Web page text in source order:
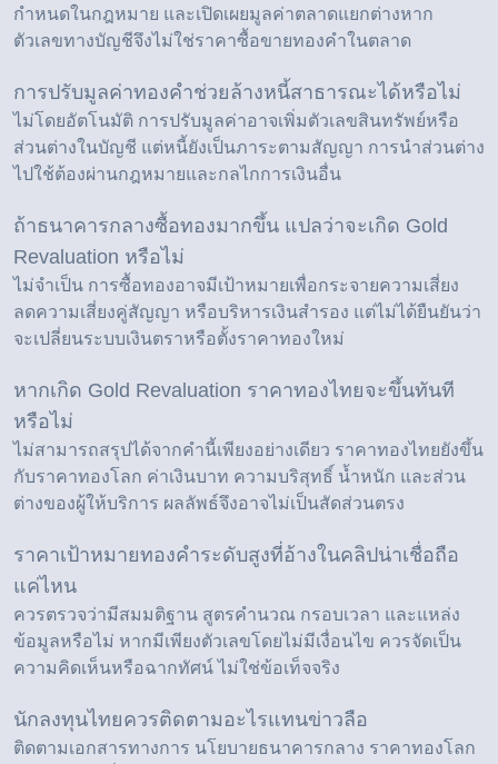
กำหนดในกฎหมาย และเปิดเผยมูลค่าตลาดแยกต่างหาก
ตัวเลขทางบัญชีจึงไม่ใช่ราคาซื้อขายทองคำในตลาด
การปรับมูลค่าทองคำช่วยล้างหนี้สาธารณะได้หรือไม่
ไม่โดยอัตโนมัติ การปรับมูลค่าอาจเพิ่มตัวเลขสินทรัพย์หรือ
ส่วนต่างในบัญชี แต่หนี้ยังเป็นภาระตามสัญญา การนำส่วนต่าง
ไปใช้ต้องผ่านกฎหมายและกลไกการเงินอื่น
ถ้าธนาคารกลางซื้อทองมากขึ้น แปลว่าจะเกิด Gold
Revaluation หรือไม่
ไม่จำเป็น การซื้อทองอาจมีเป้าหมายเพื่อกระจายความเสี่ยง
ลดความเสี่ยงคู่สัญญา หรือบริหารเงินสำรอง แต่ไม่ได้ยืนยันว่า
จะเปลี่ยนระบบเงินตราหรือตั้งราคาทองใหม่
หากเกิด Gold Revaluation ราคาทองไทยจะขึ้นทันที
หรือไม่
ไม่สามารถสรุปได้จากคำนี้เพียงอย่างเดียว ราคาทองไทยยังขึ้น
กับราคาทองโลก ค่าเงินบาท ความบริสุทธิ์ น้ำหนัก และส่วน
ต่างของผู้ให้บริการ ผลลัพธ์จึงอาจไม่เป็นสัดส่วนตรง
ราคาเป้าหมายทองคำระดับสูงที่อ้างในคลิปน่าเชื่อถือ
แค่ไหน
ควรตรวจว่ามีสมมติฐาน สูตรคำนวณ กรอบเวลา และแหล่ง
ข้อมูลหรือไม่ หากมีเพียงตัวเลขโดยไม่มีเงื่อนไข ควรจัดเป็น
ความคิดเห็นหรือฉากทัศน์ ไม่ใช่ข้อเท็จจริง
นักลงทุนไทยควรติดตามอะไรแทนข่าวลือ
ติดตามเอกสารทางการ นโยบายธนาคารกลาง ราคาทองโลก